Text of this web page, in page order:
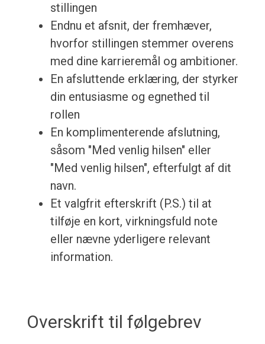
stillingen
Endnu et afsnit, der fremhæver,
hvorfor stillingen stemmer overens
med dine karrieremål og ambitioner.
En afsluttende erklæring, der styrker
din entusiasme og egnethed til
rollen
En komplimenterende afslutning,
såsom "Med venlig hilsen" eller
"Med venlig hilsen", efterfulgt af dit
navn.
Et valgfrit efterskrift (P.S.) til at
tilføje en kort, virkningsfuld note
eller nævne yderligere relevant
information.
Overskrift til følgebrev